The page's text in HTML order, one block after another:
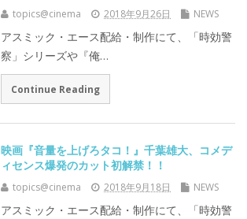
topics@cinema 2018年9月26日 NEWS
アスミック・エース配給・制作にて、「時効警
察」シリーズや『俺…
Continue Reading
映画『音量を上げろタコ！』千葉雄大、コメデ
ィセンス爆発のカット初解禁！！
topics@cinema 2018年9月18日 NEWS
アスミック・エース配給・制作にて、「時効警